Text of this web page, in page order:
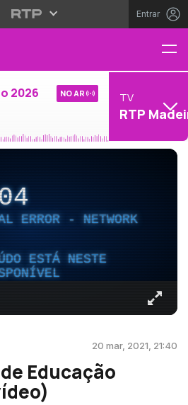
Entrar
2026 NO AR TV
RTP
ERROR - NETWORK
ESTÁ NESTE
20 mar, 2021, 21:40
Educação